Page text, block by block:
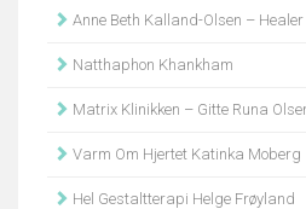
Anne Beth Kalland-Olsen – Healer
Natthaphon Khankham
Matrix Klinikken – Gitte Runa
Varm Om Hjertet Katinka Moberg
Hel Gestaltterapi Helge Frøyland